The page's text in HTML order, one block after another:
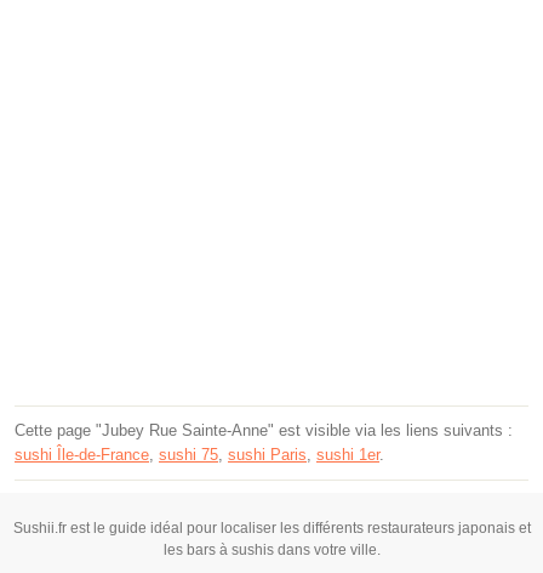
Cette page "Jubey Rue Sainte-Anne" est visible via les liens suivants :
sushi Île-de-France, sushi 75, sushi Paris, sushi 1er.
Sushii.fr est le guide idéal pour localiser les différents restaurateurs japonais et
les bars à sushis dans votre ville.